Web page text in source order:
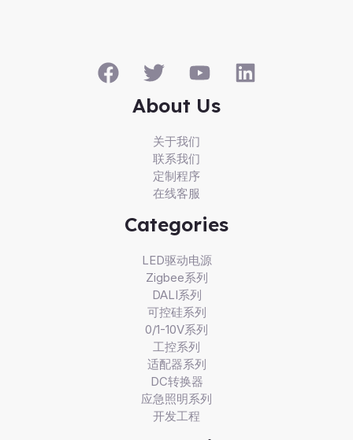
About Us
关于我们
联系我们
定制程序
在线客服
Categories
LED驱动电源
Zigbee系列
DALI系列
可控硅系列
0/1-10V系列
工控系列
适配器系列
DC转换器
应急照明系列
开发工程